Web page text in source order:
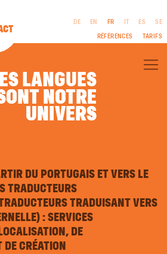
LANGUES
NOTRE
UNIVERS
NOTRE
UNIVERS
DE EN FR IT ES
SE
RÉFÉRENCES
TARIFS
| PRÉPRESSE
| COACHING
SIMPLE
DU PORTUGAIS ET VERS LE
TRADUCTEURS
TRADUISANT VERS
: SERVICES
DE
CRÉATION